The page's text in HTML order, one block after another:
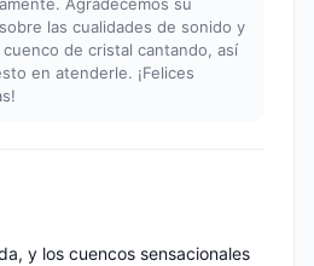
las cualidades de sonido y
de cristal cantando, así
en atenderle. ¡Felices
y los cuencos sensacionales